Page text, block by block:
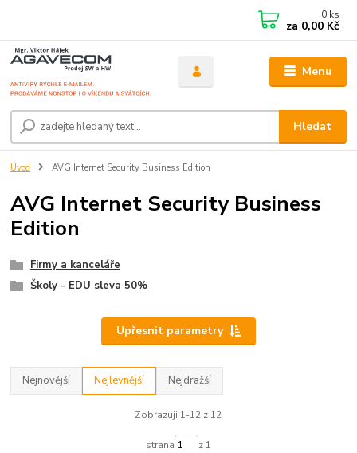
Menu
Hledat
0 ks
za 0,00 Kč
Úvod AVG Internet Security Business Edition
AVG Internet Security Business
Edition
Firmy a kanceláře
Školy - EDU sleva 50%
Upřesnit parametry
Nejnovější Nejlevnější Nejdražší
Zobrazuji 1-12 z 12
strana z 1